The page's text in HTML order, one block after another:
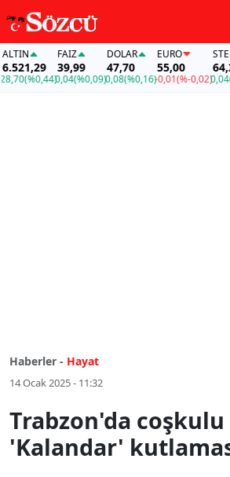
(%0,44)
FAİZ
39,99
0,04(%0,09)
DOLAR
47,70
0,08(%0,16)
EURO
55,00
-0,01(%-0,02)
64,22
0,04
Haberler - Hayat
14 Ocak 2025 - 11:32
Trabzon'da coşkulu
'Kalandar'